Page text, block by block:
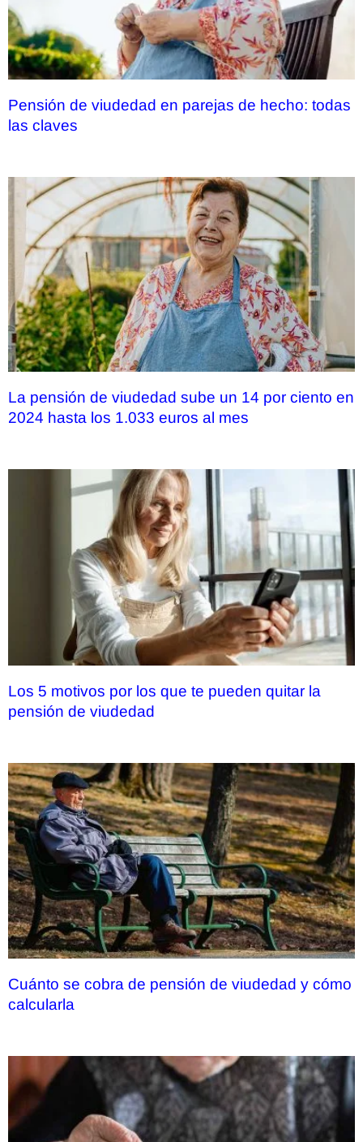
Pensión de viudedad en parejas de hecho: todas
las claves
La pensión de viudedad sube un 14 por ciento en
2024 hasta los 1.033 euros al mes
Los 5 motivos por los que te pueden quitar la
pensión de viudedad
Cuánto se cobra de pensión de viudedad y cómo
calcularla